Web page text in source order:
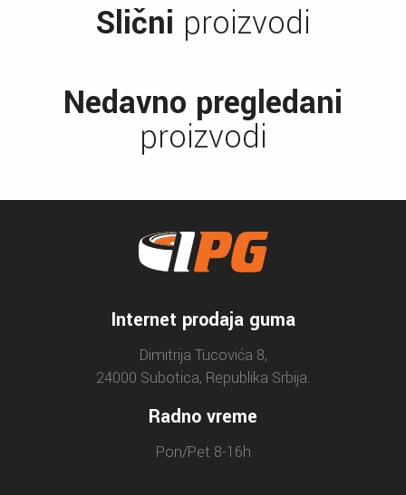
Slični proizvodi
Nedavno pregledani
proizvodi
Internet prodaja guma
Dimitrija Tucovića 8,
24000 Subotica, Republika Srbija.
Radno vreme
Pon/Pet 8-16h